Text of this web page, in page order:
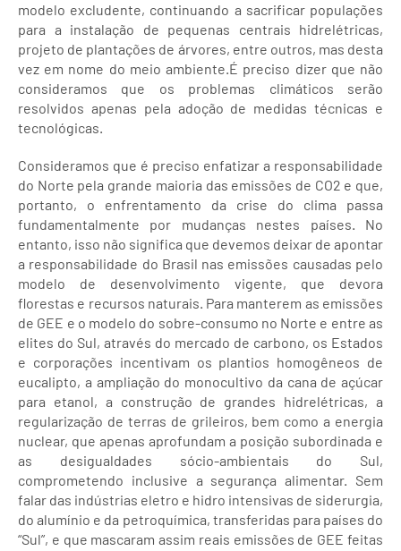
modelo excludente, continuando a sacrificar populações
para a instalação de pequenas centrais hidrelétricas,
projeto de plantações de árvores, entre outros, mas desta
vez em nome do meio ambiente.É preciso dizer que não
consideramos que os problemas climáticos serão
resolvidos apenas pela adoção de medidas técnicas e
tecnológicas.
Consideramos que é preciso enfatizar a responsabilidade
do Norte pela grande maioria das emissões de CO2 e que,
portanto, o enfrentamento da crise do clima passa
fundamentalmente por mudanças nestes países. No
entanto, isso não significa que devemos deixar de apontar
a responsabilidade do Brasil nas emissões causadas pelo
modelo de desenvolvimento vigente, que devora
florestas e recursos naturais. Para manterem as emissões
de GEE e o modelo do sobre-consumo no Norte e entre as
elites do Sul, através do mercado de carbono, os Estados
e corporações incentivam os plantios homogêneos de
eucalipto, a ampliação do monocultivo da cana de açúcar
para etanol, a construção de grandes hidrelétricas, a
regularização de terras de grileiros, bem como a energia
nuclear, que apenas aprofundam a posição subordinada e
as desigualdades sócio-ambientais do Sul,
comprometendo inclusive a segurança alimentar. Sem
falar das indústrias eletro e hidro intensivas de siderurgia,
do alumínio e da petroquímica, transferidas para países do
“Sul”, e que mascaram assim reais emissões de GEE feitas